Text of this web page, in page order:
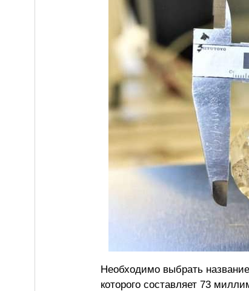
Необходимо выбрать
которого составляет 73